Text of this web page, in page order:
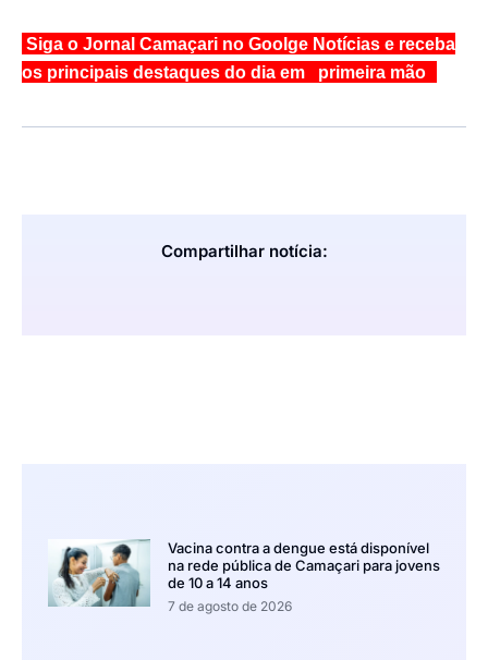
Siga o Jornal Camaçari no Goolge Notícias e receba
os principais destaques do dia em primeira mão
Compartilhar notícia:
Vacina contra a dengue está disponível
na rede pública de Camaçari para jovens
de 10 a 14 anos
7 de agosto de 2026